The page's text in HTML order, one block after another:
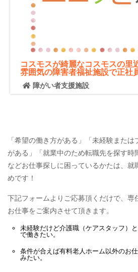
コスモスが綺麗なコスモスの里
雰囲気の障害者福祉施設で正社
障がい者支援施設
「希望の働き方がある」「未経験また
がある」「就業中のため転職先を探す時
などお仕事探しに困っているかたは、就
めです！
下記フォームよりご応募頂くだけで、専
お仕事をご案内させて頂きます。
未経験だけど介護職（ケアスタッフ）
で働きたい。
条件が合えば有料老人ホーム 以外のお
みたい。